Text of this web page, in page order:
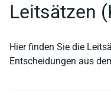
Leitsätzen
Hier finden Sie die
Entscheidungen aus